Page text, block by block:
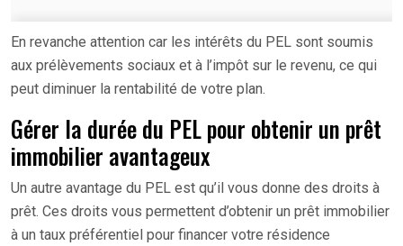
En revanche attention car les intérêts du PEL sont soumis
aux prélèvements sociaux et à l’impôt sur le revenu, ce qui
peut diminuer la rentabilité de votre plan.
Gérer la durée du PEL pour obtenir un prêt
immobilier avantageux
Un autre avantage du PEL est qu’il vous donne des droits à
prêt. Ces droits vous permettent d’obtenir un prêt immobilier
à un taux préférentiel pour financer votre résidence